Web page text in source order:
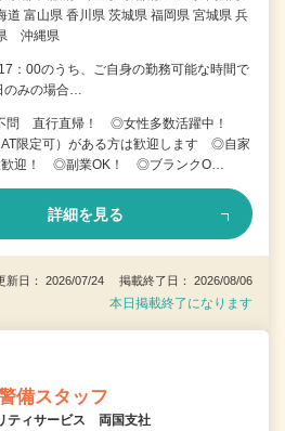
道 富山県 香川県 茨城県 福岡県 宮城県 兵
沖縄県
：00のうち、ご自身の勤務可能な時間で
のみの場合…
問 直行直帰！ ◎女性多数活躍中！
限定可）がある方は歓迎します ◎自家
歓迎！ ◎副業OK！ ◎ブランクO…
詳細を見る
新日： 2026/07/24 掲載終了日： 2026/08/06
本日掲載終了になります
備スタッフ
ティサービス 両国支社